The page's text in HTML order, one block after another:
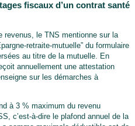
fiscaux d’un contrat santé
revenus, le TNS mentionne sur la
retraite-mutuelle” du formulaire
au titre de la mutuelle. En
annuellement une attestation
sur les démarches à
à 3 % maximum du revenu
c’est-à-dire le plafond annuel de la